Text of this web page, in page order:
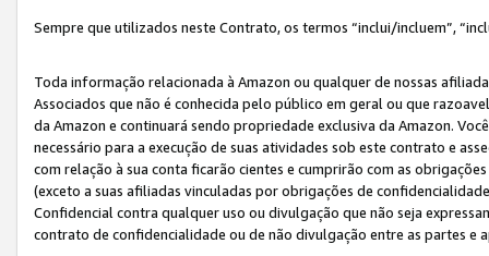
Sempre que utilizados neste Contrato, os termos “inclui/incluem”,
Toda informação relacionada à Amazon ou qualquer de nossas
Associados que não é conhecida pelo público em geral ou que
da Amazon e continuará sendo propriedade exclusiva da Amazon.
necessário para a execução de suas atividades sob este contrato e
com relação à sua conta ficarão cientes e cumprirão com as
(exceto a suas afiliadas vinculadas por obrigações de
Confidencial contra qualquer uso ou divulgação que não seja
contrato de confidencialidade ou de não divulgação entre as partes e